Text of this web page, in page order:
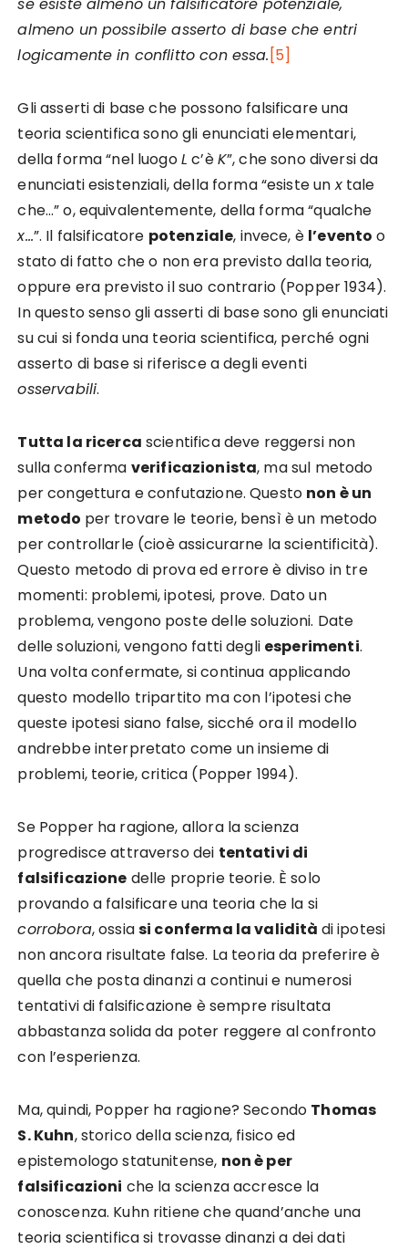
almeno un possibile asserto di base che entri
logicamente in conflitto con essa. [5]
Gli asserti di base che possono falsificare una
teoria scientifica sono gli enunciati elementari,
della forma “nel luogoL c’èK”, che sono diversi da
enunciati esistenziali, della forma “esiste unxtale
che…” o, equivalentemente, della forma “qualche
x…”. Il falsificatore potenziale, invece, è l’evento o
stato di fatto che o non era previsto dalla teoria,
oppure era previsto il suo contrario (Popper 1934).
In questo senso gli asserti di base sono gli enunciati
su cui si fonda una teoria scientifica, perché ogni
asserto di base si riferisce a degli eventi
osservabili.
Tutta la ricerca scientifica deve reggersi non
sulla conferma verificazionista, ma sul metodo
per congettura e confutazione. Questo non è un
metodo per trovare le teorie, bensì è un metodo
per controllarle (cioè assicurarne la scientificità).
Questo metodo di prova ed errore è diviso in tre
momenti: problemi, ipotesi, prove. Dato un
problema, vengono poste delle soluzioni. Date
delle soluzioni, vengono fatti degli esperimenti.
Una volta confermate, si continua applicando
questo modello tripartito ma con l’ipotesi che
queste ipotesi siano false, sicché ora il modello
andrebbe interpretato come un insieme di
problemi, teorie, critica (Popper 1994).
Se Popper ha ragione, allora la scienza
progredisce attraverso dei tentativi di
falsificazione delle proprie teorie. È solo
provando a falsificare una teoria che la si
corrobora, ossiasi conferma la validità di ipotesi
non ancora risultate false. La teoria da preferire è
quella che posta dinanzi a continui e numerosi
tentativi di falsificazione è sempre risultata
abbastanza solida da poter reggere al confronto
con l’esperienza.
Ma, quindi, Popper ha ragione? Secondo Thomas
S. Kuhn, storico della scienza, fisico ed
epistemologo statunitense, non è per
falsificazioni che la scienza accresce la
conoscenza. Kuhn ritiene che quand’anche una
teoria scientifica si trovasse dinanzi a dei dati